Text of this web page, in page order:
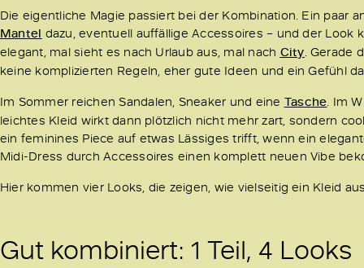
Die eigentliche Magie passiert bei der Kombination. Ein paar
Mantel dazu, eventuell auffällige Accessoires – und der
elegant, mal sieht es nach Urlaub aus, mal nach City . Gerade
keine komplizierten Regeln, eher gute Ideen und ein Gefühl
Im Sommer reichen Sandalen, Sneaker und eine Tasche . Im
leichtes Kleid wirkt dann plötzlich nicht mehr zart, sondern
ein feminines Piece auf etwas Lässiges trifft, wenn ein
Midi-Dress durch Accessoires einen komplett neuen Vibe
Hier kommen vier Looks, die zeigen, wie vielseitig ein Kleid
Gut kombiniert: 1 Teil, 4 Looks